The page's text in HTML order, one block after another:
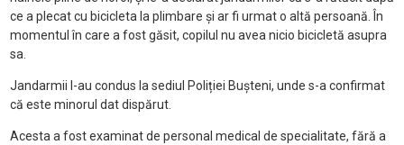
ce a plecat cu bicicleta la plimbare și ar fi urmat o altă persoană. În
momentul în care a fost găsit, copilul nu avea nicio bicicletă asupra
sa.
Jandarmii l-au condus la sediul Poliției Bușteni, unde s-a confirmat
că este minorul dat dispărut.
Acesta a fost examinat de personal medical de specialitate, fără a